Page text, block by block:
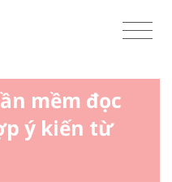
mềm đọc
ý kiến từ